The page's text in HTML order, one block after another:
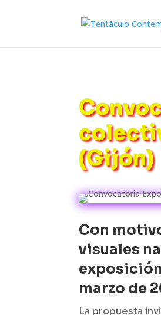
(Gijón)
Con
visuales
exposición
marzo de
La propuesta